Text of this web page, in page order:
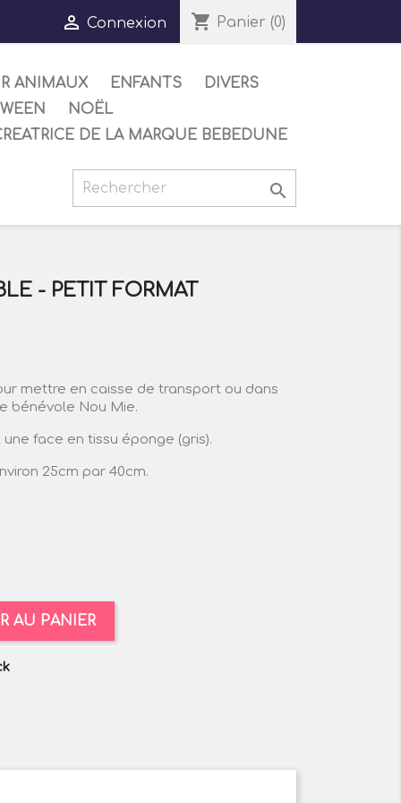
 Connexion shopping_cart Panier (0)
ANIMAUX ENFANTS
DIVERS
NOËL
DE LA MARQUE BEBEDUNE

- PETIT FORMAT
mettre en caisse de transport ou dans
bénévole Nou Mie.
face en tissu éponge (gris).
25cm par 40cm.
AU PANIER